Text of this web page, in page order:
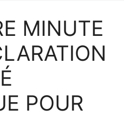
MINUTE
POUR